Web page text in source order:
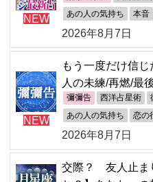
NEW あの人の気持ち 本音
2026年8月7日
NEW
もう一度だけ信
人の未練/再燃/最
彌彌告 西洋占星術
あの人の気持ち 恋の
2026年8月7日
交際？ 友人止ま